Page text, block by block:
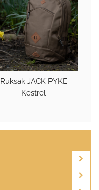
Ruksak JACK PYKE
Kestrel